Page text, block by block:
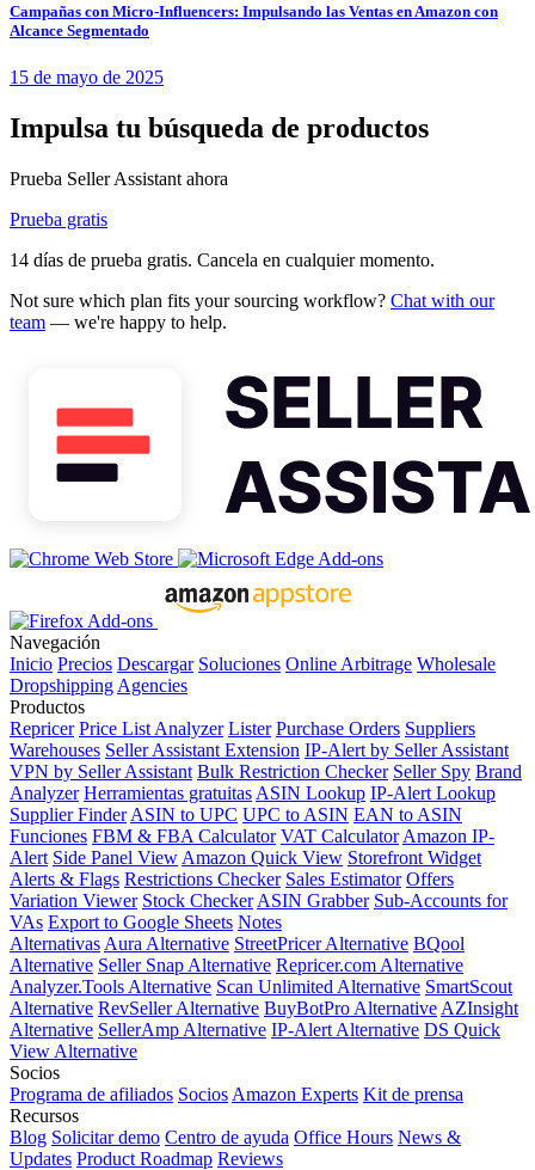
Campañas con Micro-Influencers: Impulsando las Ventas en Amazon con
Alcance Segmentado
15 de mayo de 2025
Impulsa tu búsqueda de productos
Prueba Seller Assistant ahora
Prueba gratis
14 días de prueba gratis. Cancela en cualquier momento.
Not sure which plan fits your sourcing workflow? Chat with our
team — we're happy to help.
Navegación
Inicio Precios Descargar Soluciones Online Arbitrage Wholesale
Dropshipping Agencies
Productos
Repricer Price List Analyzer Lister Purchase Orders Suppliers
Warehouses Seller Assistant Extension IP-Alert by Seller Assistant
VPN by Seller Assistant Bulk Restriction Checker Seller Spy Brand
Analyzer Herramientas gratuitas ASIN Lookup IP-Alert Lookup
Supplier Finder ASIN to UPC UPC to ASIN EAN to ASIN
Funciones FBM & FBA Calculator VAT Calculator Amazon IP-
Alert Side Panel View Amazon Quick View Storefront Widget
Alerts & Flags Restrictions Checker Sales Estimator Offers
Variation Viewer Stock Checker ASIN Grabber Sub-Accounts for
VAs Export to Google Sheets Notes
Alternativas Aura Alternative StreetPricer Alternative BQool
Alternative Seller Snap Alternative Repricer.com Alternative
Analyzer.Tools Alternative Scan Unlimited Alternative SmartScout
Alternative RevSeller Alternative BuyBotPro Alternative AZInsight
Alternative SellerAmp Alternative IP-Alert Alternative DS Quick
View Alternative
Socios
Programa de afiliados Socios Amazon Experts Kit de prensa
Recursos
Blog Solicitar demo Centro de ayuda Office Hours News &
Updates Product Roadmap Reviews